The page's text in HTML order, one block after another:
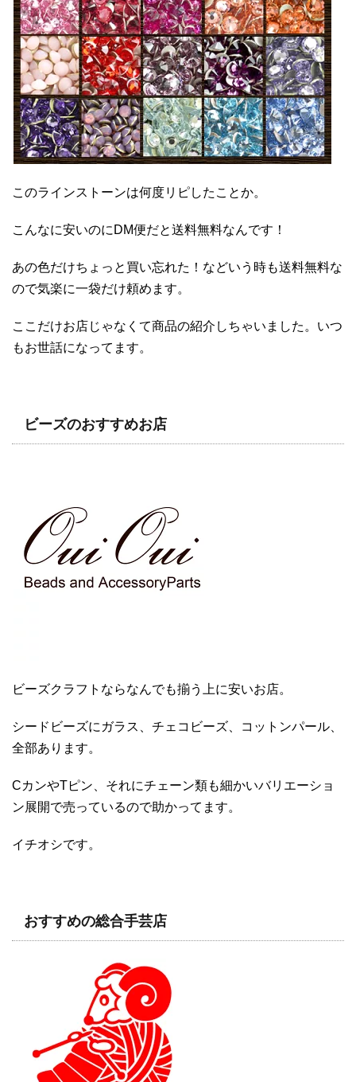
このラインストーンは何度リピしたことか。
こんなに安いのにDM便だと送料無料なんです！
あの色だけちょっと買い忘れた！などいう時も送料無料な
ので気楽に一袋だけ頼めます。
ここだけお店じゃなくて商品の紹介しちゃいました。いつ
もお世話になってます。
ビーズのおすすめお店
ビーズクラフトならなんでも揃う上に安いお店。
シードビーズにガラス、チェコビーズ、コットンパール、
全部あります。
CカンやTピン、それにチェーン類も細かいバリエーショ
ン展開で売っているので助かってます。
イチオシです。
おすすめの総合手芸店